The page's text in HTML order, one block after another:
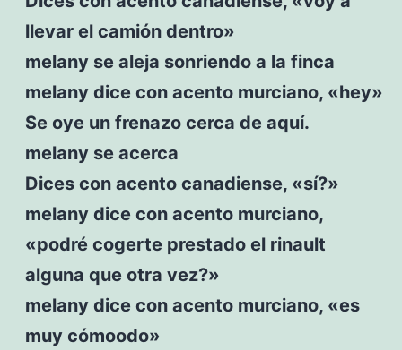
llevar el camión dentro»
melany se aleja sonriendo a la finca
melany dice con acento murciano, «hey»
Se oye un frenazo cerca de aquí.
melany se acerca
Dices con acento canadiense, «sí?»
melany dice con acento murciano,
«podré cogerte prestado el rinault
alguna que otra vez?»
melany dice con acento murciano, «es
muy cómoodo»